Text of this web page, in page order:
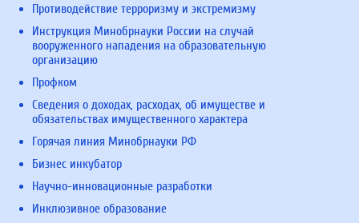
Противодействие терроризму и экстремизму
Инструкция Минобрнауки России на случай
вооруженного нападения на образовательную
организацию
Профком
Сведения о доходах, расходах, об имуществе и
обязательствах имущественного характера
Горячая линия Минобрнауки РФ
Бизнес инкубатор
Научно-инновационные разработки
Инклюзивное образование